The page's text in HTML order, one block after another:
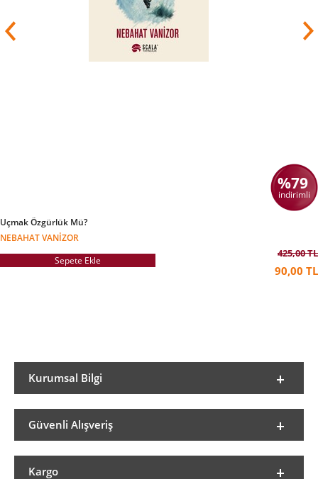
%79
indirimli
Uçmak Özgürlük Mü?
NEBAHAT VANIZOR
Sepete Ekle
425,00 TL
90,00 TL
Kurumsal Bilgi
Güvenli Alışveriş
Kargo